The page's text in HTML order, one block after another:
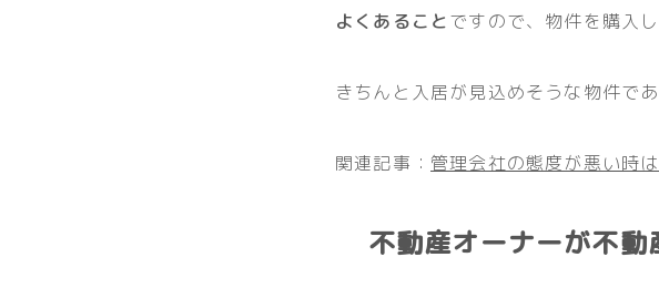
よくあることですので、物件を購入
きちんと入居が見込めそうな物件で
関連記事： 管理会社の態度が悪い時
不動産オーナーが不